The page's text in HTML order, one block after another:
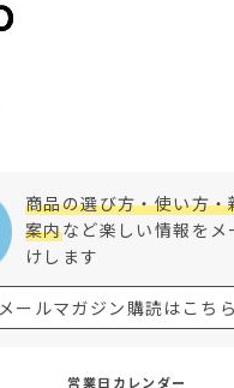
商品の選び方・使い方
案内など楽しい情報をメ
けします
メールマガジン購読はこちら
営業日カレンダー